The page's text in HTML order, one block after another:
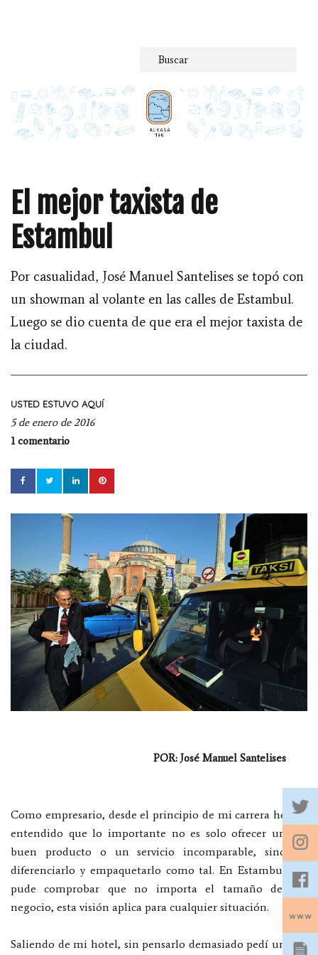
El mejor taxista de
Estambul
Por casualidad, José Manuel Santelises se topó con
un showman al volante en las calles de Estambul.
Luego se dio cuenta de que era el mejor taxista de
la ciudad.
USTED ESTUVO AQUÍ
5 de enero de 2016
1 comentario
POR: José Manuel Santelises
Como empresario, desde el principio de mi carrera he
entendido que lo importante no es solo ofrecer un
buen producto o un servicio incomparable, sino
diferenciarlo y empaquetarlo como tal. En Estambul
pude comprobar que no importa el tamaño del
negocio, esta visión aplica para cualquier situación.
Saliendo de mi hotel, sin pensarlo demasiado pedí un